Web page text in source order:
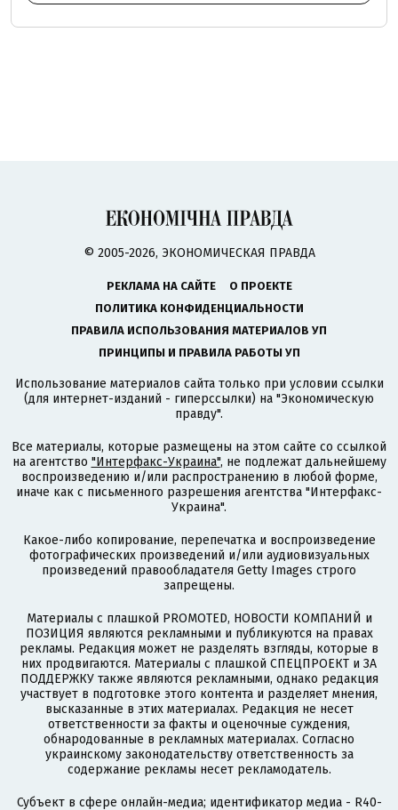
© 2005-2026, ЭКОНОМИЧЕСКАЯ ПРАВДА
РЕКЛАМА НА САЙТЕ
О ПРОЕКТЕ
ПОЛИТИКА КОНФИДЕНЦИАЛЬНОСТИ
ПРАВИЛА ИСПОЛЬЗОВАНИЯ МАТЕРИАЛОВ УП
ПРИНЦИПЫ И ПРАВИЛА РАБОТЫ УП
Использование материалов сайта только при условии ссылки
(для интернет-изданий - гиперссылки) на "Экономическую
правду".
Все материалы, которые размещены на этом сайте со ссылкой
на агентство "Интерфакс-Украина", не подлежат дальнейшему
воспроизведению и/или распространению в любой форме,
иначе как с письменного разрешения агентства "Интерфакс-
Украина".
Какое-либо копирование, перепечатка и воспроизведение
фотографических произведений и/или аудиовизуальных
произведений правообладателя Getty Images строго
запрещены.
Материалы с плашкой PROMOTED, НОВОСТИ КОМПАНИЙ и
ПОЗИЦИЯ являются рекламными и публикуются на правах
рекламы. Редакция может не разделять взгляды, которые в
них продвигаются. Материалы с плашкой СПЕЦПРОЕКТ и ЗА
ПОДДЕРЖКУ также являются рекламными, однако редакция
участвует в подготовке этого контента и разделяет мнения,
высказанные в этих материалах. Редакция не несет
ответственности за факты и оценочные суждения,
обнародованные в рекламных материалах. Согласно
украинскому законодательству ответственность за
содержание рекламы несет рекламодатель.
Субъект в сфере онлайн-медиа; идентификатор медиа - R40-